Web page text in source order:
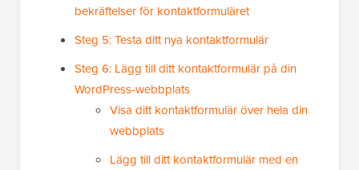
bekräftelser för kontaktformuläret
Steg 5: Testa ditt nya kontaktformulär
Steg 6: Lägg till ditt kontaktformulär på din
WordPress-webbplats
Visa ditt kontaktformulär över hela din
webbplats
Lägg till ditt kontaktformulär med en